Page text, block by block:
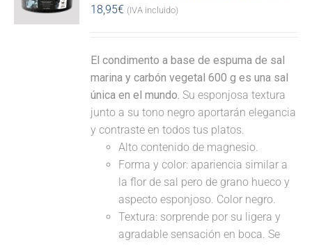
18,95€ (IVA incluido)
El condimento a base de espuma de sal
marina y carbón vegetal 600 g es una sal
única en el mundo. Su esponjosa textura
junto a su tono negro aportarán elegancia
y contraste en todos tus platos.
Alto contenido de magnesio.
Forma y color: apariencia similar a
la flor de sal pero de grano hueco y
aspecto esponjoso. Color negro.
Textura: sorprende por su ligera y
agradable sensación en boca. Se